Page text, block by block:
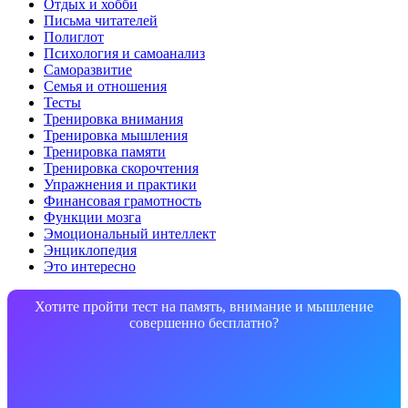
Отдых и хобби
Письма читателей
Полиглот
Психология и самоанализ
Саморазвитие
Семья и отношения
Тесты
Тренировка внимания
Тренировка мышления
Тренировка памяти
Тренировка скорочтения
Упражнения и практики
Финансовая грамотность
Функции мозга
Эмоциональный интеллект
Энциклопедия
Это интересно
Хотите пройти тест на память, внимание и мышление
совершенно бесплатно?